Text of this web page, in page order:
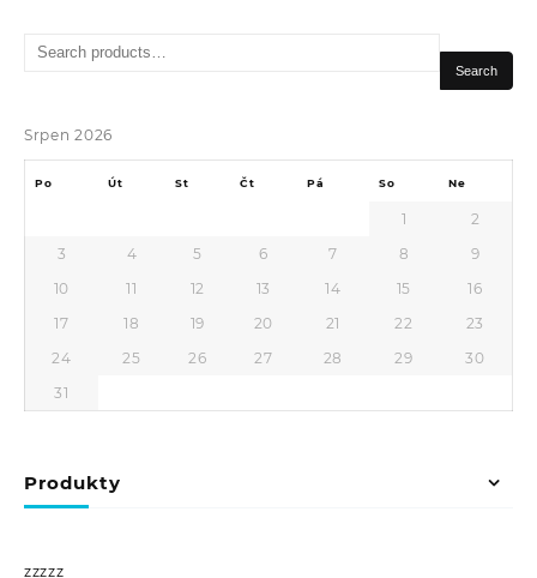
Search
Search
Srpen 2026
Po Út St Čt Pá So Ne
1
2
3
4 5 6 7 8
9
10
11 12 13 14 15
16
17
18 19 20 21 22
23
24
25 26 27 28 29
30
31
Produkty
zzzzz